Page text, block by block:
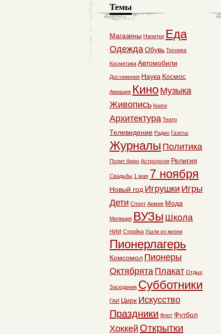
Темы
Магазины Напитки Еда
ОдеждаОбувь Техника
Косметика Автомобили
Достижения Наука Космос
Авиация Кино Музыка
Живопись Книги
Архитектура Театр
Телевидение Радио Газеты
Журналы Политика
Полит бюро Астрология Религия
Свадьбы 1 мая 7 ноября
Новый год Игрушки Игры
Дети Спорт Армия Мода
Милиция ВУЗы Школа
НИИ Стройка Ушли из жизни
Пионерлагерь
Комсомол Пионеры
Октябрята Плакат Отдых
Заседания Субботники
ГАИ Цирк Искусство
Праздники Флот Футбол
Хоккей Открытки